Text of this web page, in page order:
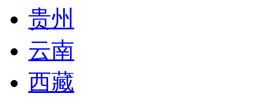
贵州
云南
西藏